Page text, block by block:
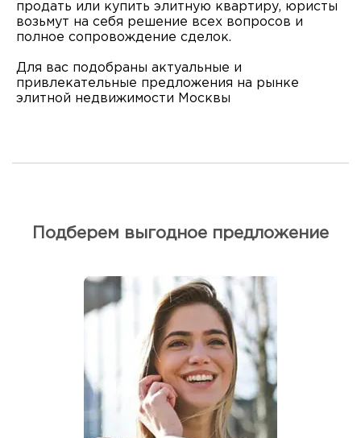
продать или купить элитную квартиру, юристы
возьмут на себя решение всех вопросов и
полное сопровождение сделок.
Для вас подобраны актуальные и
привлекательные предложения на рынке
элитной недвижимости Москвы
Подберем выгодное предложение